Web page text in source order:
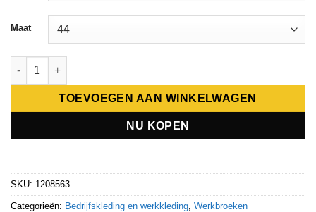
Maat
Santino Trousers Detroit aantal
TOEVOEGEN AAN WINKELWAGEN
NU KOPEN
SKU: 1208563
Categorieën: Bedrijfskleding en werkkleding, Werkbroeken